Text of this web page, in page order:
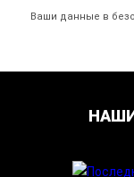
Ваши данные в